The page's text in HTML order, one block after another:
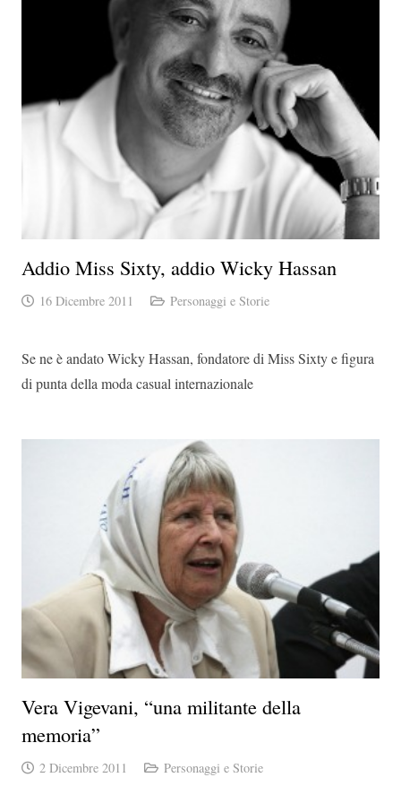
Addio Miss Sixty, addio Wicky Hassan
16 Dicembre 2011 Personaggi e Storie
Se ne è andato Wicky Hassan, fondatore di Miss Sixty e figura
di punta della moda casual internazionale
Vera Vigevani, “una militante della
memoria”
2 Dicembre 2011 Personaggi e Storie